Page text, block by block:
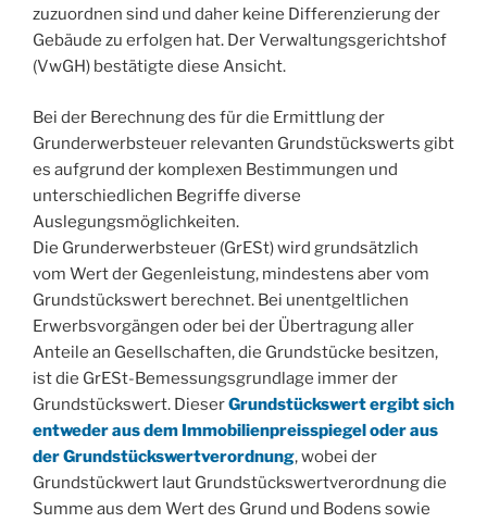
zuzuordnen sind und daher keine Differenzierung der
Gebäude zu erfolgen hat. Der Verwaltungsgerichtshof
(VwGH) bestätigte diese Ansicht.
Bei der Berechnung des für die Ermittlung der
Grunderwerbsteuer relevanten Grundstückswerts gibt
es aufgrund der komplexen Bestimmungen und
unterschiedlichen Begriffe diverse
Auslegungsmöglichkeiten.
Die Grunderwerbsteuer (GrESt) wird grundsätzlich
vom Wert der Gegenleistung, mindestens aber vom
Grundstückswert berechnet. Bei unentgeltlichen
Erwerbsvorgängen oder bei der Übertragung aller
Anteile an Gesellschaften, die Grundstücke besitzen,
ist die GrESt-Bemessungsgrundlage immer der
Grundstückswert. DieserGrundstückswert ergibt sich
entweder aus dem Immobilienpreisspiegel oder aus
der Grundstückswertverordnung, wobei der
Grundstückwert laut Grundstückswertverordnung die
Summe aus dem Wert des Grund und Bodens sowie